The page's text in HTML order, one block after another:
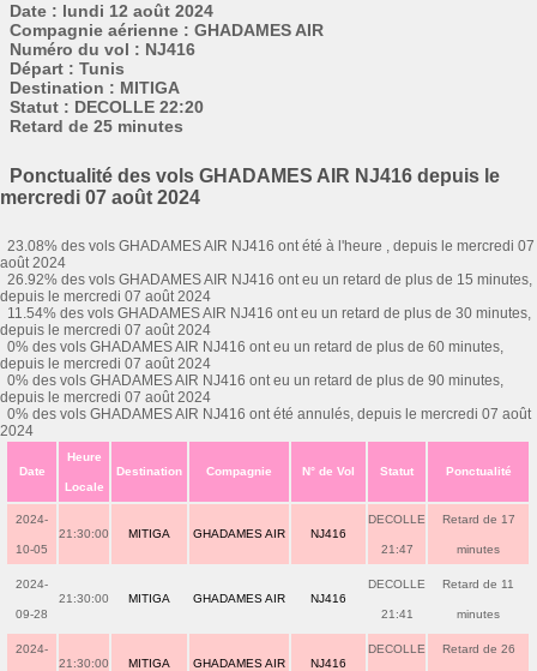
Date : lundi 12 août 2024
Compagnie aérienne : GHADAMES AIR
Numéro du vol : NJ416
Départ : Tunis
Destination : MITIGA
Statut : DECOLLE 22:20
Retard de 25 minutes
Ponctualité des vols GHADAMES AIR NJ416 depuis le
mercredi 07 août 2024
23.08% des vols GHADAMES AIR NJ416 ont été à l'heure , depuis le mercredi 07
août 2024
26.92% des vols GHADAMES AIR NJ416 ont eu un retard de plus de 15 minutes,
depuis le mercredi 07 août 2024
11.54% des vols GHADAMES AIR NJ416 ont eu un retard de plus de 30 minutes,
depuis le mercredi 07 août 2024
0% des vols GHADAMES AIR NJ416 ont eu un retard de plus de 60 minutes,
depuis le mercredi 07 août 2024
0% des vols GHADAMES AIR NJ416 ont eu un retard de plus de 90 minutes,
depuis le mercredi 07 août 2024
0% des vols GHADAMES AIR NJ416 ont été annulés, depuis le mercredi 07 août
2024
Date
Heure
Locale
Destination Compagnie N° de Vol Statut Ponctualité
2024-
10-05
21:30:00 MITIGA GHADAMES AIR NJ416
DECOLLE
21:47
Retard de 17
minutes
2024-
09-28
21:30:00 MITIGA GHADAMES AIR NJ416
DECOLLE
21:41
Retard de 11
minutes
2024-
21:30:00 MITIGA GHADAMES AIR NJ416
DECOLLE Retard de 26